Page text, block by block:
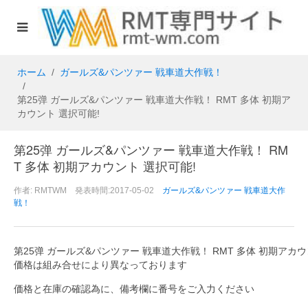
ホーム ガールズ&パンツァー 戦車道大作戦！
第25弹 ガールズ&パンツァー 戦車道大作戦！ RMT 多体 初期ア
カウント 選択可能!
第25弹 ガールズ&パンツァー 戦車道大作戦！ RM
T 多体 初期アカウント 選択可能!
作者: RMTWM 発表時間:2017-05-02 ガールズ&パンツァー 戦車道大作
戦！
第25弹 ガールズ&パンツァー 戦車道大作戦！ RMT 多体 初期アカ
価格は組み合せにより異なっております
価格と在庫の確認為に、備考欄に番号をご入力ください